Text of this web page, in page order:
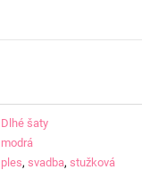
Dlhé šaty
modrá
ples, svadba, stužková